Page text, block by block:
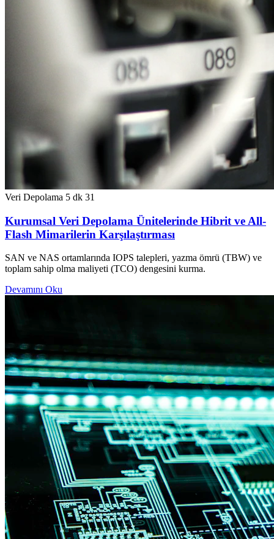
Veri Depolama 5 dk 31
Kurumsal Veri Depolama Ünitelerinde Hibrit ve All-
Flash Mimarilerin Karşılaştırması
SAN ve NAS ortamlarında IOPS talepleri, yazma ömrü (TBW) ve
toplam sahip olma maliyeti (TCO) dengesini kurma.
Devamını Oku